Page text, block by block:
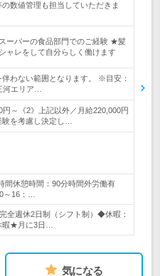
数値管理も担当していただきま
ーパーの食品部門でのご経験 ★髪
ャレをして自分らしく働けます
わない範囲となります。 ※目安：
河エリア…
円～《2》上記以外／月給220,000円
を考慮し決定し…
間休憩時間：90分時間外労働有
～16：…
週休2日制（シフト制）◆休暇：
暇★月に3日…
気になる